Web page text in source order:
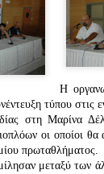
Η
τύπου στις
στη Μαρίνα
οι οποίοι θα
πρωταθλήματος.
μεταξύ των